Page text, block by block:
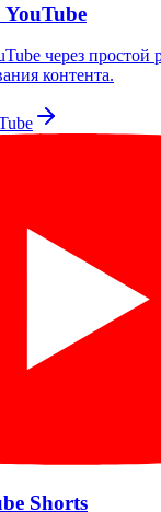
через простой
контента.
Shorts